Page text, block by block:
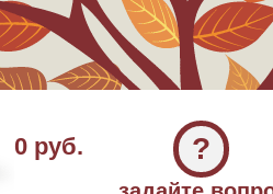
0 руб. ?